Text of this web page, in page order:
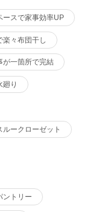
ースで家事効率UP
楽々布団干し
が一箇所で完結
廻り
ルークローゼット
ントリー